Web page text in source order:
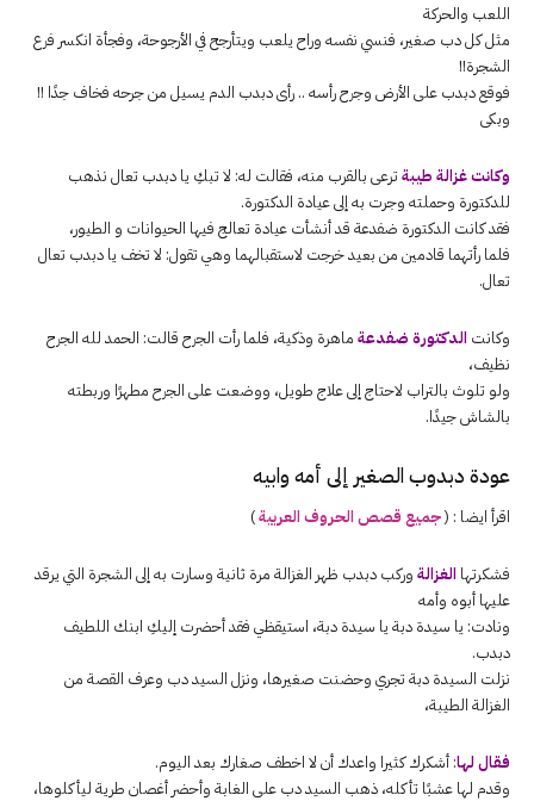
اللعب والحركة
مثل كل دب صغير، فنسي نفسه وراح يلعب ويتأرجح في الأرجوحة، وفجأة انكسر فرع
الشجرة!!
فوقع دبدب على الأرض وجرح رأسه .. رأى دبدب الدم يسيل من جرحه فخاف جدًا !!
وبكى
وكانت غزالة طيبةترعى بالقرب منه، فقالت له: لا تبكِ يا دبدب تعال نذهب
للدكتورة وحملته وجرت به إلى عيادة الدكتورة.
فقد كانت الدكتورة ضفدعة قد أنشأت عيادة تعالج فيها الحيوانات و الطيور،
فلما رأتهما قادمين من بعيد خرجت لاستقبالهما وهي تقول: لا تخف يا دبدب تعال
تعال.
وكانت الدكتورة ضفدعة ماهرة وذكية، فلما رأت الجرح قالت: الحمد لله الجرح
نظيف،
ولو تلوث بالتراب لاحتاج إلى علاج طويل، ووضعت على الجرح مطهرًا وربطته
بالشاش جيدًا.
عودة دبدوب الصغير إلى أمه وابيه
اقرأ ايضا : (جميع قصص الحروف العربية)
فشكرتها الغزالة وركب دبدب ظهر الغزالة مرة ثانية وسارت به إلى الشجرة التي يرقد
عليها أبوه وأمه
ونادت: يا سيدة دبة يا سيدة دبة، استيقظي فقد أحضرت إليكِ ابنك اللطيف
دبدب.
نزلت السيدة دبة تجري وحضنت صغيرها، ونزل السيد دب وعرف القصة من
الغزالة الطيبة،
فقال لها: أشكرك كثيرا واعدك أن لا اخطف صغارك بعد اليوم.
وقدم لها عشبًا تأكله، ذهب السيد دب على الغابة وأحضر أغصان طرية ليأكلوها،